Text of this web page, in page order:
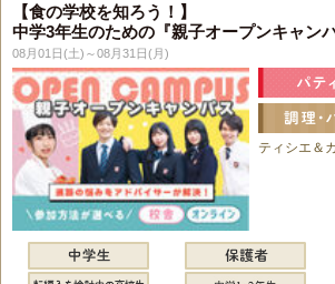
【食の学校を知ろう！】
中学3年生のための『親子オープンキャンパ
08月01日(土)～08月31日(月)
ティシエ＆